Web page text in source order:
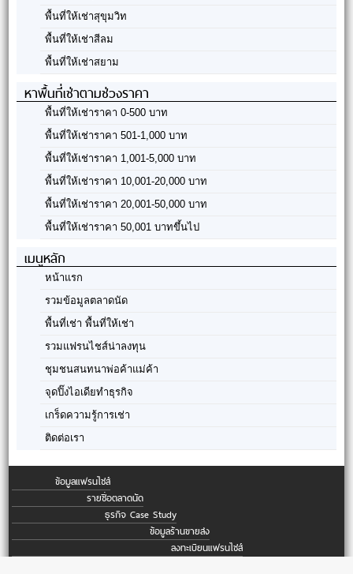
พื้นที่ให้เช่าสุขุมวิท
พื้นที่ให้เช่าสีลม
พื้นที่ให้เช่าสยาม
หาพื้นที่เช่าตามช่วงราคา
พื้นที่ให้เช่าราคา 0-500 บาท
พื้นที่ให้เช่าราคา 501-1,000 บาท
พื้นที่ให้เช่าราคา 1,001-5,000 บาท
พื้นที่ให้เช่าราคา 10,001-20,000 บาท
พื้นที่ให้เช่าราคา 20,001-50,000 บาท
พื้นที่ให้เช่าราคา 50,001 บาทขึ้นไป
เมนูหลัก
หน้าแรก
รวมข้อมูลตลาดนัด
พื้นที่เช่า พื้นที่ให้เช่า
รวมแฟรนไชส์น่าลงทุน
ชุมชนสนทนาพ่อค้าแม่ค้า
จุดปิ๊งไอเดียทำธุรกิจ
เกร็ดความรู้การเช่า
ติดต่อเรา
ข้อมูลแฟรนไชส์
รายชื่อตลาดนัด
ธุรกิจ Case Study
ข้อมูลร้านขายส่ง
ลงทะเบียนแฟรนไชส์